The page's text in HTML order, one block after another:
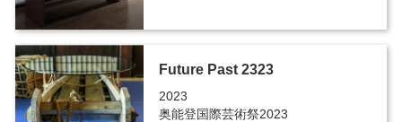
Future Past 2323
2023
奥能登国際芸術祭2023